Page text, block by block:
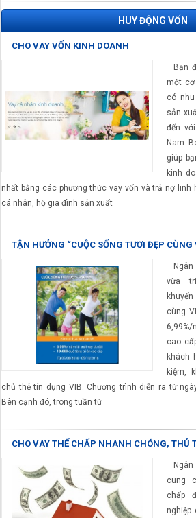
HUY ĐỘNG VỐN
CHO VAY VỐN KINH DOANH
Bạn
một cơ
có
sản
đến với
Nam
giúp
kinh
nhất bằng các phương thức vay vốn và trả nợ linh
cá nhân, hộ gia đình sản xuất
TẬN HƯỞNG “CUỘC SỐNG TƯƠI ĐẸP CÙNG
vừa
cùng
cao
khách
kiệm,
chủ thẻ tín dụng VIB. Chương trình diễn ra từ
Bên cạnh đó, trong tuần từ
CHO VAY THẾ CHẤP NHANH CHÓNG, THỦ
cung
chấp